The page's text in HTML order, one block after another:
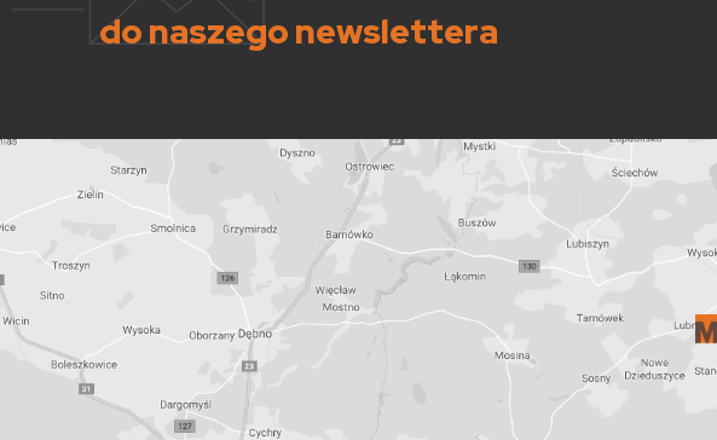
do naszego newslettera